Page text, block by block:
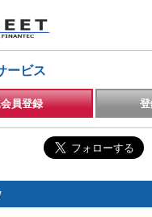
ービス
員登録